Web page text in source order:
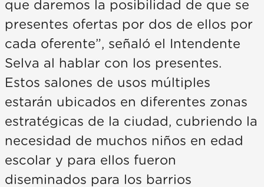
que daremos la posibilidad de que se
presentes ofertas por dos de ellos por
cada oferente”, señaló el Intendente
Selva al hablar con los presentes.
Estos salones de usos múltiples
estarán ubicados en diferentes zonas
estratégicas de la ciudad, cubriendo la
necesidad de muchos niños en edad
escolar y para ellos fueron
diseminados para los barrios